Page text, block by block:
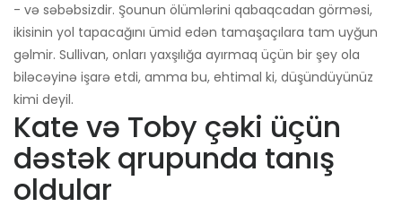
- və səbəbsizdir. Şounun ölümlərini qabaqcadan görməsi,
ikisinin yol tapacağını ümid edən tamaşaçılara tam uyğun
gəlmir. Sullivan, onları yaxşılığa ayırmaq üçün bir şey ola
biləcəyinə işarə etdi, amma bu, ehtimal ki, düşündüyünüz
kimi deyil.
Kate və Toby çəki üçün
dəstək qrupunda tanış
oldular